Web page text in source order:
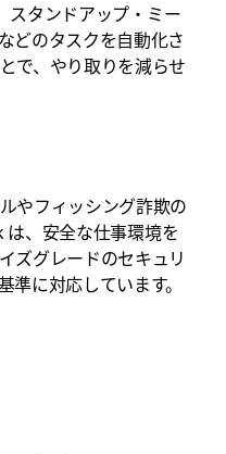
スタンドアップ・ミー
どのタスクを自動化さ
で、やり取りを減らせ
やフィッシング詐欺の
は、安全な仕事環境を
ズグレードのセキュリ
準に対応しています。